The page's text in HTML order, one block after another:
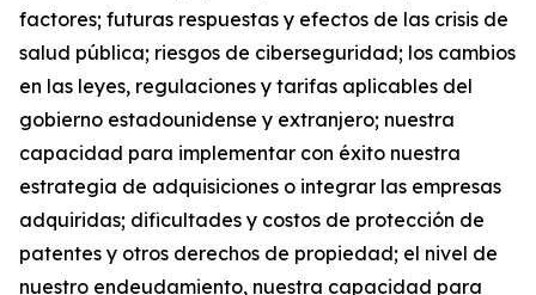
factores; futuras respuestas y efectos de las crisis de
salud pública; riesgos de ciberseguridad; los cambios
en las leyes, regulaciones y tarifas aplicables del
gobierno estadounidense y extranjero; nuestra
capacidad para implementar con éxito nuestra
estrategia de adquisiciones o integrar las empresas
adquiridas; dificultades y costos de protección de
patentes y otros derechos de propiedad; el nivel de
nuestro endeudamiento, nuestra capacidad para